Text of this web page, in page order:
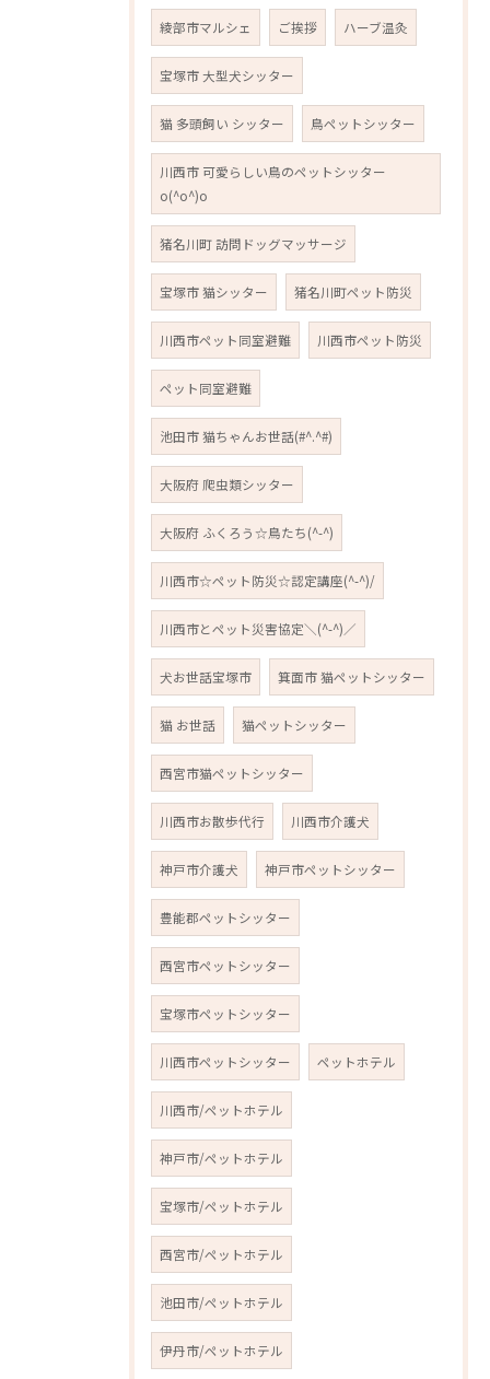
綾部市マルシェ ご挨拶 ハーブ温灸
宝塚市 大型犬シッター
猫 多頭飼い シッター 鳥ペットシッター
川西市 可愛らしい鳥のペットシッター
o(^o^)o
猪名川町 訪問ドッグマッサージ
宝塚市 猫シッター 猪名川町ペット防災
川西市ペット同室避難 川西市ペット防災
ペット同室避難
池田市 猫ちゃんお世話(#^.^#)
大阪府 爬虫類シッター
大阪府 ふくろう☆鳥たち(^-^)
川西市☆ペット防災☆認定講座(^-^)/
川西市とペット災害協定＼(^-^)／
犬お世話宝塚市 箕面市 猫ペットシッター
猫 お世話 猫ペットシッター
西宮市猫ペットシッター
川西市お散歩代行 川西市介護犬
神戸市介護犬 神戸市ペットシッター
豊能郡ペットシッター
西宮市ペットシッター
宝塚市ペットシッター
川西市ペットシッター ペットホテル
川西市/ペットホテル
神戸市/ペットホテル
宝塚市/ペットホテル
西宮市/ペットホテル
池田市/ペットホテル
伊丹市/ペットホテル